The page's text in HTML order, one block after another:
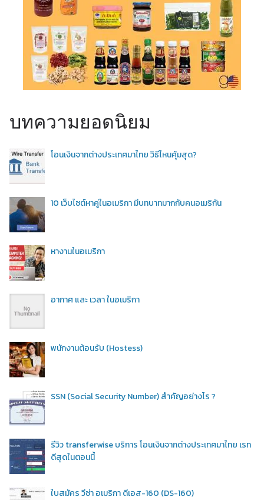
บทความยอดนิยม
โอนเงินจากต่างประเทศมาไทย วิธีไหนคุ้มสุด?
10 เว็บไซต์หาคู่ในอเมริกา มีบทบาทมากกับคนอเมริกัน
หางานในอเมริกา
อากาศ และ เวลา ในอเมริกา
พนักงานต้อนรับ (Hostess)
SSN (Social Security Number) สำคัญอย่างไร ?
รีวิว transferwise บริการ โอนเงินจากต่างประเทศมาไทย เรท
ดีสุดในตอนนี้
ใบสมัคร วีซ่า อเมริกา ดีเอส-160 (DS-160)